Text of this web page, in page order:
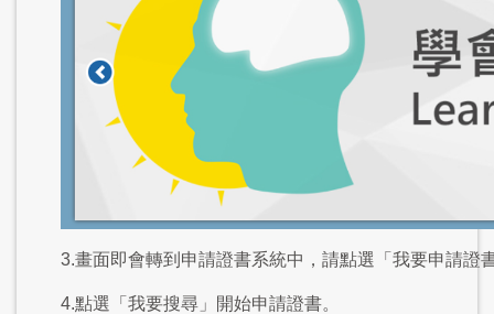
3.畫面即會轉到申請證書系統中，請點選「我要申請證
4.點選「我要搜尋」開始申請證書。